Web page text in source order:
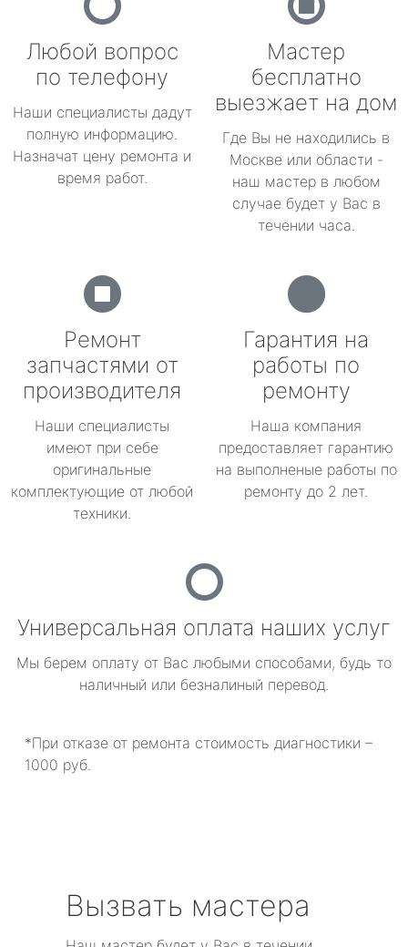
Любой вопрос
по телефону
Наши специалисты дадут
полную информацию.
Назначат цену ремонта и
время работ.
Мастер
бесплатно
выезжает на дом
Где Вы не находились в
Москве или области -
наш мастер в любом
случае будет у Вас в
течении часа.
Ремонт
запчастями от
производителя
Наши специалисты
имеют при себе
оригинальные
комплектующие от любой
техники.
Гарантия на
работы по
ремонту
Наша компания
предоставляет гарантию
на выполненые работы по
ремонту до 2 лет.
Универсальная оплата наших услуг
Мы берем оплату от Вас любыми способами, будь то
наличный или безналиный перевод.
*При отказе от ремонта стоимость диагностики –
1000 руб.
Вызвать мастера